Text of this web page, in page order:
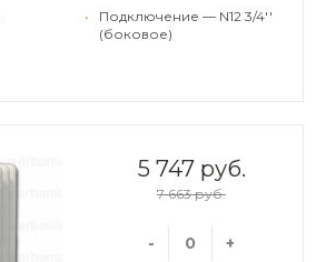
•
Подключение — N12 3/4''
(боковое)
5 747 руб.
7 663 руб.
- +